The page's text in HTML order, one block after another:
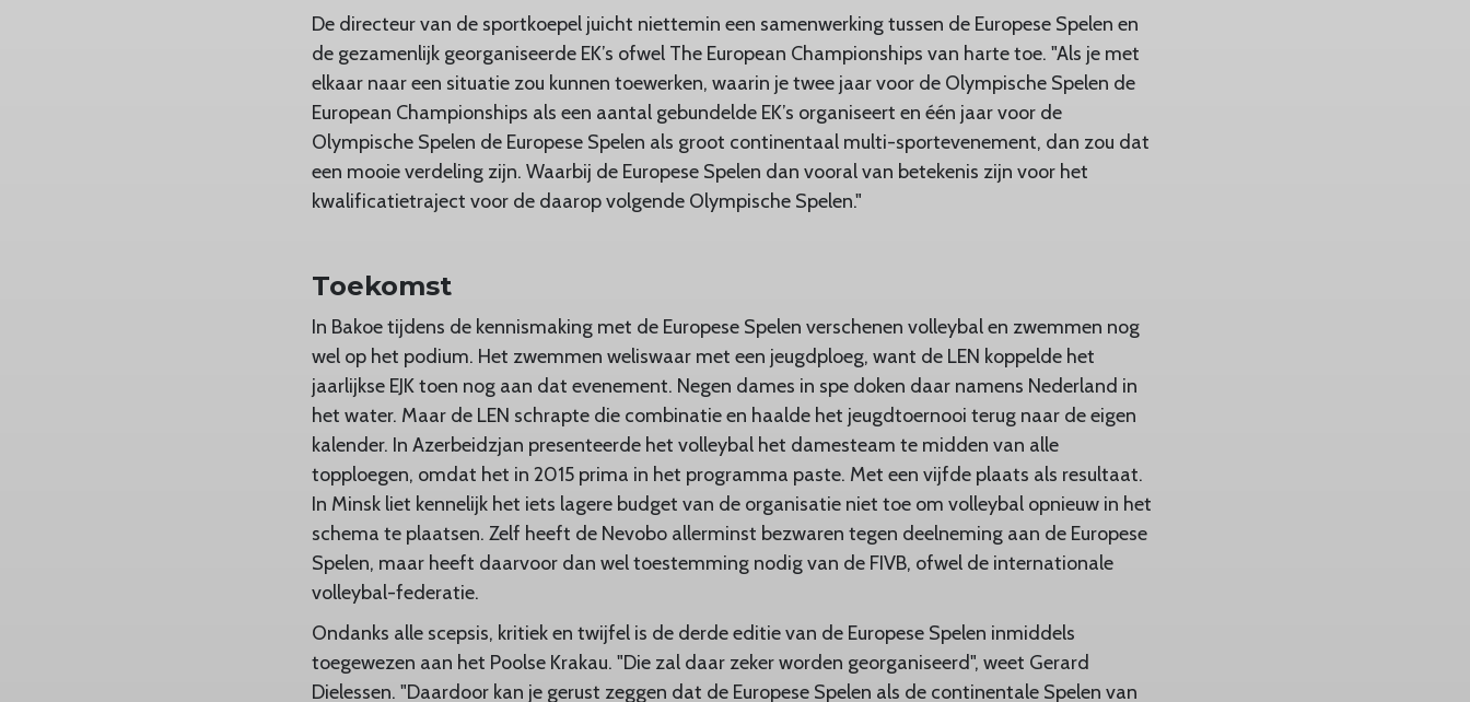
De directeur van de sportkoepel juicht niettemin een samenwerking tussen de Europese Spelen en
de gezamenlijk georganiseerde EK’s ofwel The European Championships van harte toe. "Als je met
elkaar naar een situatie zou kunnen toewerken, waarin je twee jaar voor de Olympische Spelen de
European Championships als een aantal gebundelde EK’s organiseert en één jaar voor de
Olympische Spelen de Europese Spelen als groot continentaal multi-sportevenement, dan zou dat
een mooie verdeling zijn. Waarbij de Europese Spelen dan vooral van betekenis zijn voor het
kwalificatietraject voor de daarop volgende Olympische Spelen."
Toekomst
In Bakoe tijdens de kennismaking met de Europese Spelen verschenen volleybal en zwemmen nog
wel op het podium. Het zwemmen weliswaar met een jeugdploeg, want de LEN koppelde het
jaarlijkse EJK toen nog aan dat evenement. Negen dames in spe doken daar namens Nederland in
het water. Maar de LEN schrapte die combinatie en haalde het jeugdtoernooi terug naar de eigen
kalender. In Azerbeidzjan presenteerde het volleybal het damesteam te midden van alle
topploegen, omdat het in 2015 prima in het programma paste. Met een vijfde plaats als resultaat.
In Minsk liet kennelijk het iets lagere budget van de organisatie niet toe om volleybal opnieuw in het
schema te plaatsen. Zelf heeft de Nevobo allerminst bezwaren tegen deelneming aan de Europese
Spelen, maar heeft daarvoor dan wel toestemming nodig van de FIVB, ofwel de internationale
volleybal-federatie.
Ondanks alle scepsis, kritiek en twijfel is de derde editie van de Europese Spelen inmiddels
toegewezen aan het Poolse Krakau. "Die zal daar zeker worden georganiseerd", weet Gerard
Dielessen. "Daardoor kan je gerust zeggen dat de Europese Spelen als de continentale Spelen van